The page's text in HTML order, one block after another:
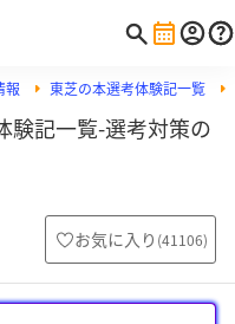
報 東芝の本選考体験記一覧
験記一覧-選考対策の
お気に入り (41106)